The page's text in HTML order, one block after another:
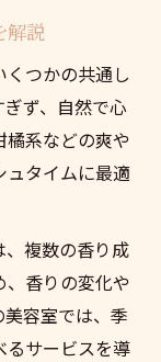
解説
つかの共通し
ず、自然で心
系などの爽や
ュタイムに最適
、複数の香り成
香りの変化や
容室では、季
るサービスを導